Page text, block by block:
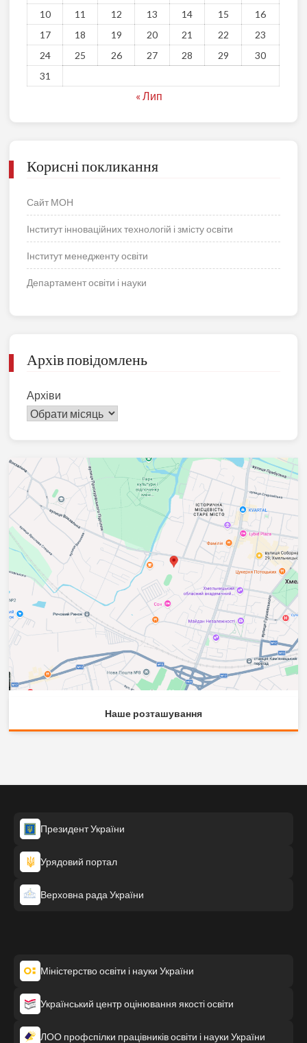
10
11 12 13 14 15
16
17
18 19 20 21 22
23
24
25 26 27 28 29
30
31
« Лип
Корисні покликання
Сайт МОН
Інститут інноваційних технологій і змісту освіти
Інститут менедженту освіти
Департамент освіти і науки
Архів повідомлень
Архіви
Наше розташування
Президент України
Урядовий портал
Верховна рада України
Міністерство освіти і науки України
Український центр оцінювання якості освіти
ЛОО профспілки працівників освіти і науки України